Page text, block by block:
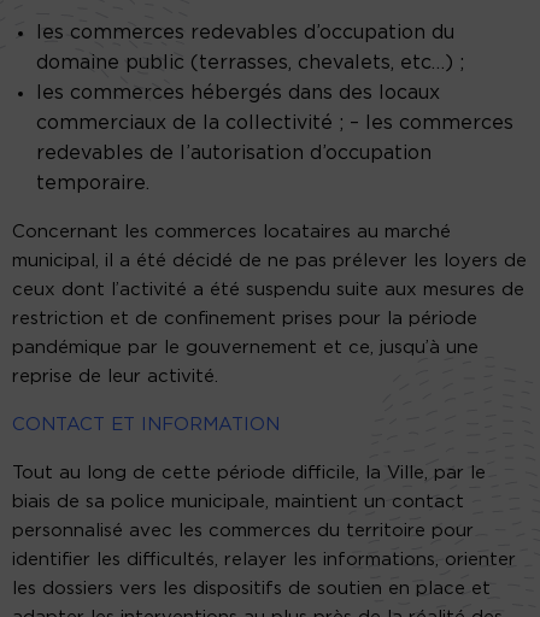
les commerces redevables d’occupation du
domaine public (terrasses, chevalets, etc…) ;
les commerces hébergés dans des locaux
commerciaux de la collectivité ; – les commerces
redevables de l’autorisation d’occupation
temporaire.
Concernant les commerces locataires au marché
municipal, il a été décidé de ne pas prélever les loyers de
ceux dont l’activité a été suspendu suite aux mesures de
restriction et de confinement prises pour la période
pandémique par le gouvernement et ce, jusqu’à une
reprise de leur activité.
CONTACT ET INFORMATION
Tout au long de cette période difficile, la Ville, par le
biais de sa police municipale, maintient un contact
personnalisé avec les commerces du territoire pour
identifier les difficultés, relayer les informations, orienter
les dossiers vers les dispositifs de soutien en place et